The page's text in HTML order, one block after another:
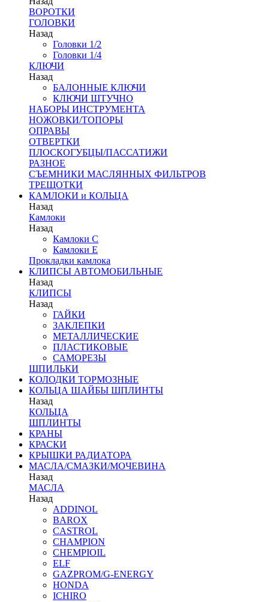
ВОРОТКИ
ГОЛОВКИ
Назад
Головки 1/2
Головки 1/4
КЛЮЧИ
Назад
БАЛОННЫЕ КЛЮЧИ
КЛЮЧИ ШТУЧНО
НАБОРЫ ИНСТРУМЕНТА
НОЖОВКИ/ТОПОРЫ
ОПРАВЫ
ОТВЕРТКИ
ПЛОСКОГУБЦЫ/ПАССАТИЖИ
РАЗНОЕ
СЪЕМНИКИ МАСЛЯННЫХ ФИЛЬТРОВ
ТРЕЩОТКИ
КАМЛОКИ и КОЛЬЦА
Назад
Камлоки
Назад
Камлоки C
Камлоки Е
Прокладки камлока
КЛИПСЫ АВТОМОБИЛЬНЫЕ
Назад
КЛИПСЫ
Назад
ГАЙКИ
ЗАКЛЕПКИ
МЕТАЛЛИЧЕСКИЕ
ПЛАСТИКОВЫЕ
САМОРЕЗЫ
ШПИЛЬКИ
КОЛОДКИ ТОРМОЗНЫЕ
КОЛЬЦА ШАЙБЫ ШПЛИНТЫ
Назад
КОЛЬЦА
ШПЛИНТЫ
КРАНЫ
КРАСКИ
КРЫШКИ РАДИАТОРА
МАСЛА/СМАЗКИ/МОЧЕВИНА
Назад
МАСЛА
Назад
ADDINOL
BAROX
CASTROL
CHAMPION
CHEMPIOIL
ELF
GAZPROM/G-ENERGY
HONDA
ICHIRO